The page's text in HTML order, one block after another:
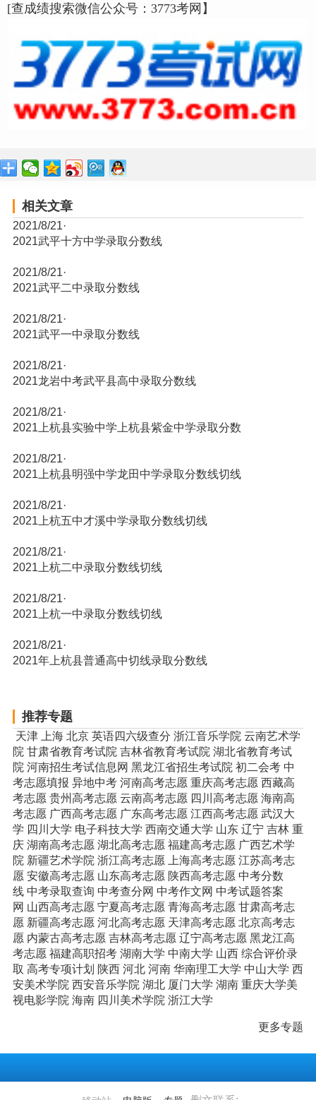
[查成绩搜索微信公众号：3773考网】
相关文章
2021/8/21·
2021武平十方中学录取分数线
2021/8/21·
2021武平二中录取分数线
2021/8/21·
2021武平一中录取分数线
2021/8/21·
2021龙岩中考武平县高中录取分数线
2021/8/21·
2021上杭县实验中学上杭县紫金中学录取分数
2021/8/21·
2021上杭县明强中学龙田中学录取分数线切线
2021/8/21·
2021上杭五中才溪中学录取分数线切线
2021/8/21·
2021上杭二中录取分数线切线
2021/8/21·
2021上杭一中录取分数线切线
2021/8/21·
2021年上杭县普通高中切线录取分数线
推荐专题
天津 上海 北京 英语四六级查分 浙江音乐学院 云南艺术学
院 甘肃省教育考试院 吉林省教育考试院 湖北省教育考试
院 河南招生考试信息网 黑龙江省招生考试院 初二会考 中
考志愿填报 异地中考 河南高考志愿 重庆高考志愿 西藏高
考志愿 贵州高考志愿 云南高考志愿 四川高考志愿 海南高
考志愿 广西高考志愿 广东高考志愿 江西高考志愿 武汉大
学 四川大学 电子科技大学 西南交通大学 山东 辽宁 吉林 重
庆 湖南高考志愿 湖北高考志愿 福建高考志愿 广西艺术学
院 新疆艺术学院 浙江高考志愿 上海高考志愿 江苏高考志
愿 安徽高考志愿 山东高考志愿 陕西高考志愿 中考分数
线 中考录取查询 中考查分网 中考作文网 中考试题答案
网 山西高考志愿 宁夏高考志愿 青海高考志愿 甘肃高考志
愿 新疆高考志愿 河北高考志愿 天津高考志愿 北京高考志
愿 内蒙古高考志愿 吉林高考志愿 辽宁高考志愿 黑龙江高
考志愿 福建高职招考 湖南大学 中南大学 山西 综合评价录
取 高考专项计划 陕西 河北 河南 华南理工大学 中山大学 西
安美术学院 西安音乐学院 湖北 厦门大学 湖南 重庆大学美
视电影学院 海南 四川美术学院 浙江大学
更多专题